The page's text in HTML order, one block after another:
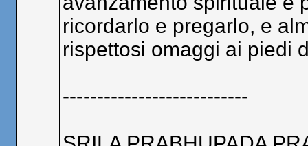
ricordarlo e pregarlo, e
rispettosi omaggi ai piedi
---------------------------